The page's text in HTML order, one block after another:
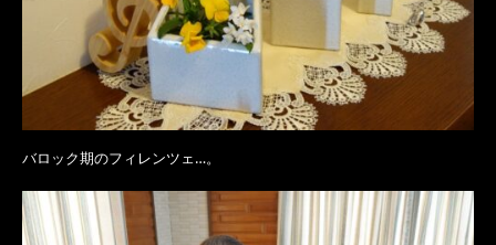
バロック期のフィレンツェ…。